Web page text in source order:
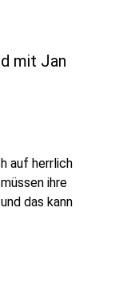
mit Jan
auf herrlich
ihre
das kann